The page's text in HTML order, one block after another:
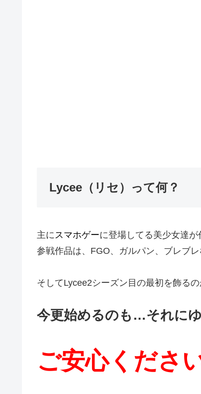
Lycee（リセ）って何？
主にスマホゲーに登場してる美少女達
参戦作品は、FGO、ガルパン、ブレブレ
そしてLycee2シーズン目の最初を飾る
今更始めるのも…それに
ご安心くださ